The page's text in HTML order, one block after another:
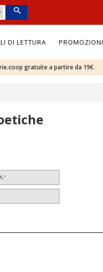
DI LETTURA PROMOZIONI
gratuite a partire da 19€.